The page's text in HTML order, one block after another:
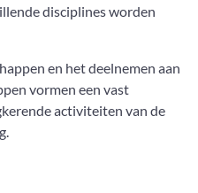
disciplines worden
en het deelnemen aan
vormen een vast
activiteiten van de